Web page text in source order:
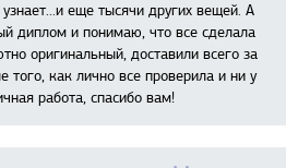
еще тысячи других вещей. А
диплом и понимаю, что все сделала
оригинальный, доставили всего за
того, как лично все проверила и ни у
работа, спасибо вам!